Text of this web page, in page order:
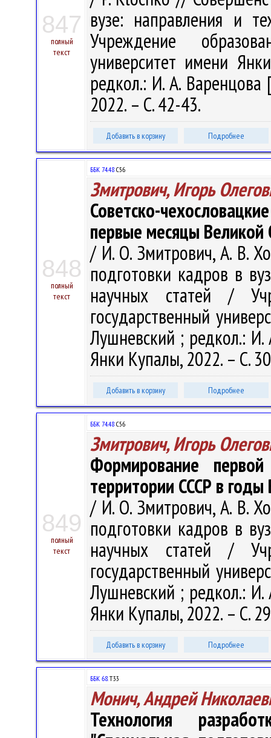
847
полный
текст
вузе: направления и
Учреждение
университет имени
редкол.: И. А.
2022. – С. 42-43.
Добавить в корзину Подробнее
848
полный
текст
ББК 74.48 С56
Змитрович, Игорь
Советско-
первые месяцы
/ И. О. Змитрович, А. В.
подготовки кадров в
научных статей /
государственный
Лушневский ; редкол.:
Янки Купалы, 2022. – С.
Добавить в корзину Подробнее
849
полный
текст
ББК 74.48 С56
Змитрович, Игорь
Формирование
территории СССР в
/ И. О. Змитрович, А. В.
подготовки кадров в
научных статей /
государственный
Лушневский ; редкол.:
Янки Купалы, 2022. – С.
Добавить в корзину Подробнее
ББК 68.Т33
Монич, Андрей
Технология